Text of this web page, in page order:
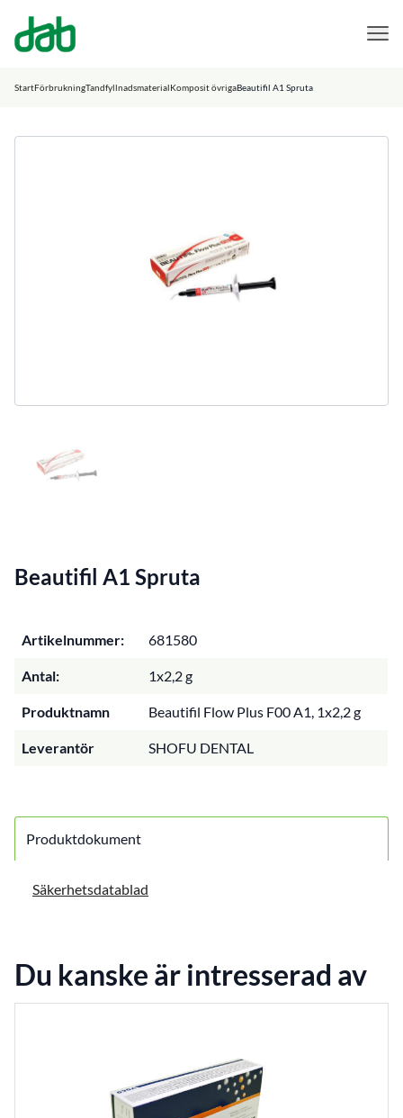
DAB Dental
StartFörbrukningTandfyllnadsmaterialKomposit övrigaBeautifil A1 Spruta
Beautifil A1 Spruta
Artikelnummer: 681580
Antal: 1x2,2 g
Produktnamn Beautifil Flow Plus F00 A1, 1x2,2 g
Leverantör SHOFU DENTAL
Produktdokument
Säkerhetsdatablad
Du kanske är intresserad av